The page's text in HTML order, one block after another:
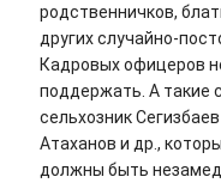
родственничков,
других случайно-
Кадровых офицеров
поддержать. А такие
сельхозник
Атаханов и др.,
должны быть